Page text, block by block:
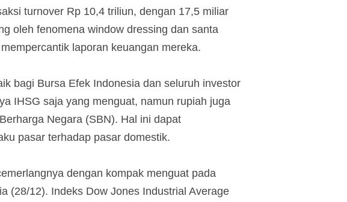
turnover Rp 10,4 triliun, dengan 17,5 miliar
oleh fenomena window dressing dan santa
laporan keuangan mereka.
bagi Bursa Efek Indonesia dan seluruh investor
IHSG saja yang menguat, namun rupiah juga
Negara (SBN). Hal ini dapat
pasar terhadap pasar domestik.
dengan kompak menguat pada
(28/12). Indeks Dow Jones Industrial Average